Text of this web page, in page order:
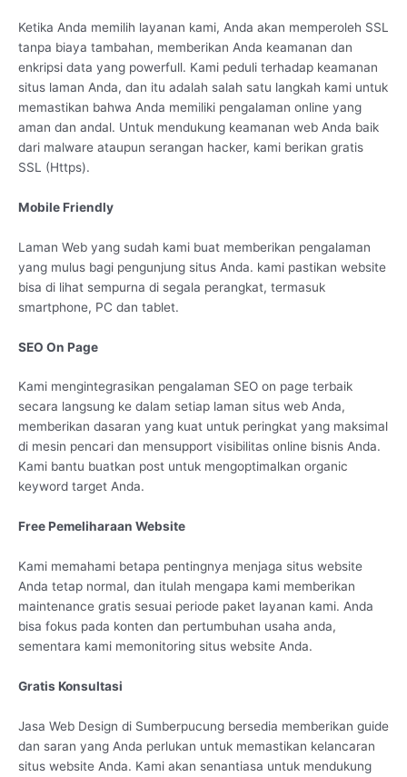
Ketika Anda memilih layanan kami, Anda akan memperoleh SSL
tanpa biaya tambahan, memberikan Anda keamanan dan
enkripsi data yang powerfull. Kami peduli terhadap keamanan
situs laman Anda, dan itu adalah salah satu langkah kami untuk
memastikan bahwa Anda memiliki pengalaman online yang
aman dan andal. Untuk mendukung keamanan web Anda baik
dari malware ataupun serangan hacker, kami berikan gratis
SSL (Https).
Mobile Friendly
Laman Web yang sudah kami buat memberikan pengalaman
yang mulus bagi pengunjung situs Anda. kami pastikan website
bisa di lihat sempurna di segala perangkat, termasuk
smartphone, PC dan tablet.
SEO On Page
Kami mengintegrasikan pengalaman SEO on page terbaik
secara langsung ke dalam setiap laman situs web Anda,
memberikan dasaran yang kuat untuk peringkat yang maksimal
di mesin pencari dan mensupport visibilitas online bisnis Anda.
Kami bantu buatkan post untuk mengoptimalkan organic
keyword target Anda.
Free Pemeliharaan Website
Kami memahami betapa pentingnya menjaga situs website
Anda tetap normal, dan itulah mengapa kami memberikan
maintenance gratis sesuai periode paket layanan kami. Anda
bisa fokus pada konten dan pertumbuhan usaha anda,
sementara kami memonitoring situs website Anda.
Gratis Konsultasi
Jasa Web Design di Sumberpucung bersedia memberikan guide
dan saran yang Anda perlukan untuk memastikan kelancaran
situs website Anda. Kami akan senantiasa untuk mendukung